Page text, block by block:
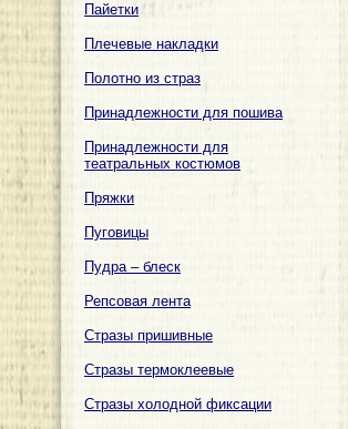
Пайетки
Плечевые накладки
Полотно из страз
Принадлежности для пошива
Принадлежности для
театральных костюмов
Пряжки
Пуговицы
Пудра – блеск
Репсовая лента
Стразы пришивные
Стразы термоклеевые
Стразы холодной фиксации